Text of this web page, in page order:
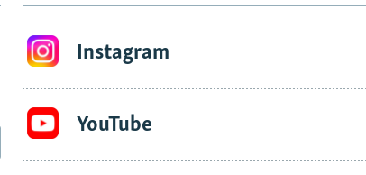
Instagram
YouTube